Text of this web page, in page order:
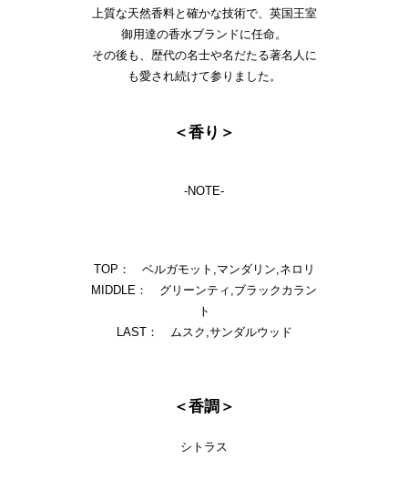
上質な天然香料と確かな技術で、英国王室
御用達の香水ブランドに任命。
その後も、歴代の名士や名だたる著名人に
も愛され続けて参りました。
＜香り＞
-NOTE-
TOP： ベルガモット,マンダリン,ネロリ
MIDDLE： グリーンティ,ブラックカラン
ト
LAST： ムスク,サンダルウッド
＜香調＞
シトラス